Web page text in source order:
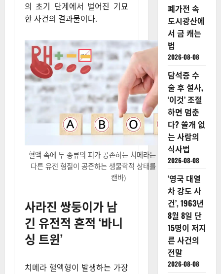
의 초기 단계에서 벌어진 기묘
한 사건의 결과물이다.
혈액 속에 두 종류의 피가 공존하는 치메라는 한 개체 안에 서로
다른 유전 형질이 공존하는 생물학적 상태를 의미한다. (사진=
캔바)
사라진 쌍둥이가 남
긴 유전적 흔적 ‘바니
싱 트윈’
치메라 혈액형이 발생하는 가장
폐가전 속
도시광산에
서 금 캐는
법
2026-08-08
담석증 수
술 후 설사,
‘이것’ 조절
하면 멈춘
다? 쓸개 없
는 사람의
식사법
2026-08-08
‘영국 대열
차 강도 사
건’, 1963년
8월 8일 단
15명이 저지
른 사건의
전말
2026-08-08